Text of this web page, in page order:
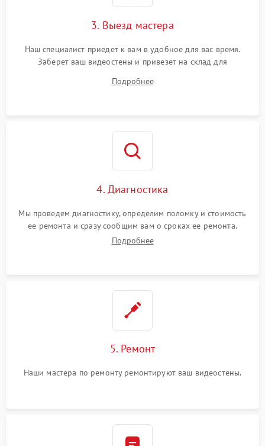
3. Выезд мастера
Наш специалист приедет к вам в удобное для вас время.
Заберет ваш видеостены и привезет на склад для
Подробнее
4. Диагностика
Мы проведем диагностику, определим поломку и стоимость
ее ремонта и сразу сообщим вам о сроках ее ремонта.
Подробнее
5. Ремонт
Наши мастера по ремонту ремонтируют ваш видеостены.